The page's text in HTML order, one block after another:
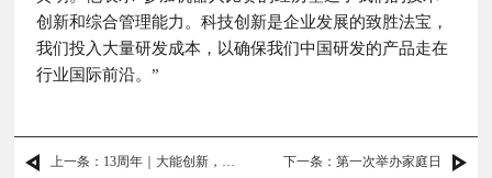
创新和综合管理能力。科技创新是企业发展的致胜法宝，
我们投入大量研发成本，以确保我们中国研发的产品走在
行业国际前沿。”
上一条：13周年｜大能创新，与“热爱”同行！ 下一条：第一次举办家庭日